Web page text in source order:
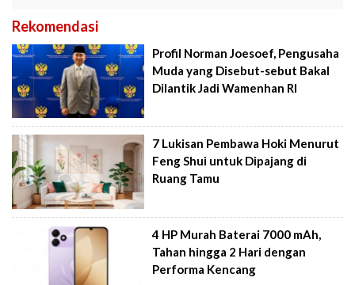
Rekomendasi
Profil Norman Joesoef, Pengusaha
Muda yang Disebut-sebut Bakal
Dilantik Jadi Wamenhan RI
7 Lukisan Pembawa Hoki Menurut
Feng Shui untuk Dipajang di
Ruang Tamu
4 HP Murah Baterai 7000 mAh,
Tahan hingga 2 Hari dengan
Performa Kencang